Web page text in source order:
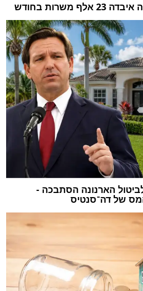
משרות בחודש
הארנונה הסתבכה -
של דה־סנטיס